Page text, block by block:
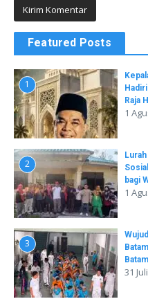
Featured Posts
1
Raja
1
2
bagi
1
3
Batam
31